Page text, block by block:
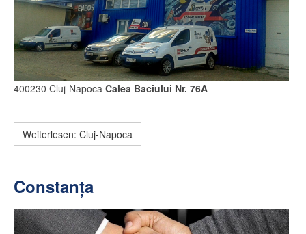
400230 Cluj-Napoca Calea Baciului Nr. 76A
Weiterlesen: Cluj-Napoca
Constanța